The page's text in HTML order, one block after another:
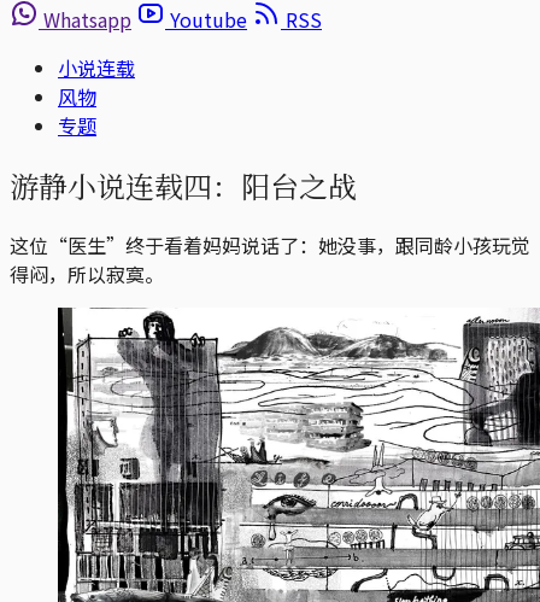
Whatsapp
Youtube
RSS
小说连载
风物
专题
游静小说连载四：阳台之战
这位“医生”终于看着妈妈说话了：她没事，跟同龄小孩玩觉
得闷，所以寂寞。